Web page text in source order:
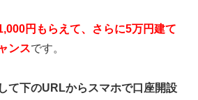
円もらえて、さらに5万円建て
ンスです。
て下のURLからスマホで口座開設